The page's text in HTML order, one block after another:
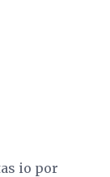
io por